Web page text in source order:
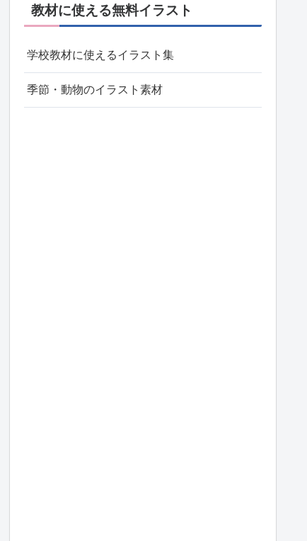
教材に使える無料イラスト
学校教材に使えるイラスト集
季節・動物のイラスト素材